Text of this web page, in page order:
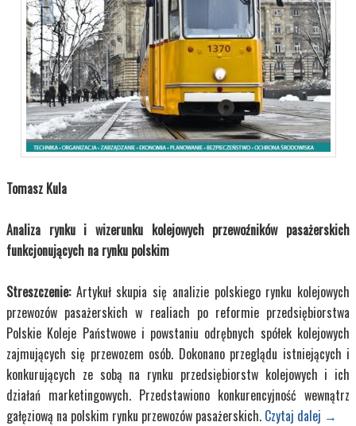
Tomasz Kula
Analiza rynku i wizerunku kolejowych przewoźników pasażerskich
funkcjonujących na rynku polskim
Streszczenie:Artykuł skupia się analizie polskiego rynku kolejowych
przewozów pasażerskich w realiach po reformie przedsiębiorstwa
Polskie Koleje Państwowe i powstaniu odrębnych spółek kolejowych
zajmujących się przewozem osób. Dokonano przeglądu istniejących i
konkurujących ze sobą na rynku przedsiębiorstw kolejowych i ich
działań marketingowych. Przedstawiono konkurencyjność wewnątrz
gałęziową na polskim rynku przewozów pasażerskich. Czytaj dalej →